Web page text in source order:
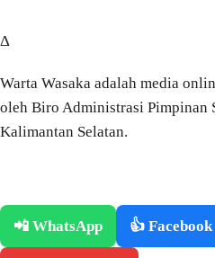
Δ
Warta Wasaka adalah media
oleh Biro Administrasi Pimpinan
Kalimantan Selatan.
📲 WhatsApp 👍 Facebook